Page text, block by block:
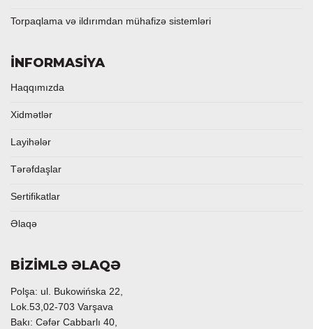
Torpaqlama və ildırımdan mühafizə sistemləri
İNFORMASİYA
Haqqımızda
Xidmətlər
Layihələr
Tərəfdaşlar
Sertifikatlar
Əlaqə
BİZİMLƏ ƏLAQƏ
Polşa: ul. Bukowińska 22,
Lok.53,02-703 Varşava
Bakı: Cəfər Cabbarlı 40,